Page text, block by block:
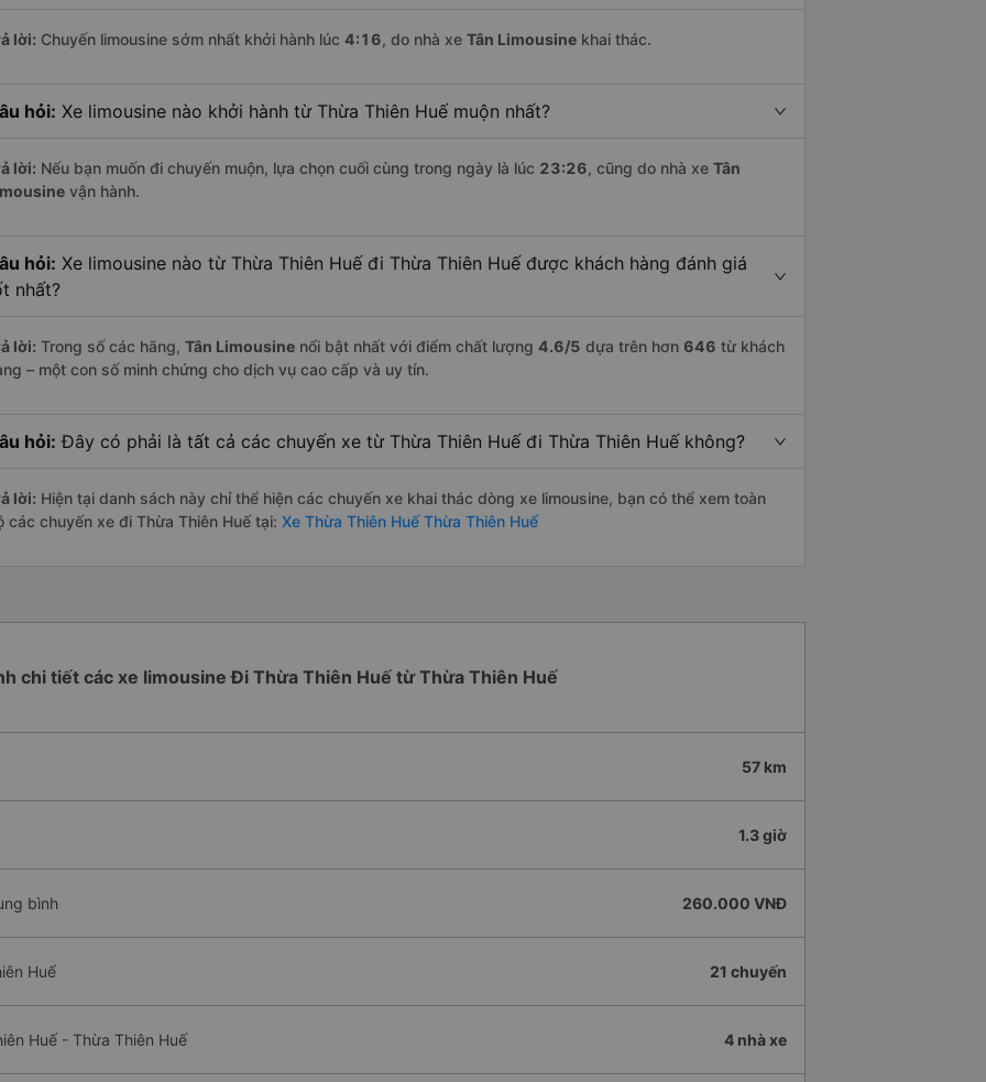
lời: Chuyến limousine sớm nhất khởi hành lúc 4:16, do nhà xe Tân Limousine khai thác.
hỏi: Xe limousine nào khởi hành từ Thừa Thiên Huế muộn nhất?
lời: Nếu bạn muốn đi chuyến muộn, lựa chọn cuối cùng trong ngày là lúc 23:26, cũng do nhà xe Tân
vận hành.
hỏi: Xe limousine nào từ Thừa Thiên Huế đi Thừa Thiên Huế được khách hàng đánh giá
nhất?
lời: Trong số các hãng, Tân Limousine nổi bật nhất với điểm chất lượng 4.6/5 dựa trên hơn 646 từ khách
– một con số minh chứng cho dịch vụ cao cấp và uy tín.
hỏi: Đây có phải là tất cả các chuyến xe từ Thừa Thiên Huế đi Thừa Thiên Huế không?
lời: Hiện tại danh sách này chỉ thể hiện các chuyến xe khai thác dòng xe limousine, bạn có thể xem toàn
các chuyến xe đi Thừa Thiên Huế tại: Xe Thừa Thiên Huế Thừa Thiên Huế
chi tiết các xe limousine Đi Thừa Thiên Huế từ Thừa Thiên Huế
57 km
1.3 giờ
bình 260.000 VNĐ
Huế 21 chuyến
Huế - Thừa Thiên Huế 4 nhà xe